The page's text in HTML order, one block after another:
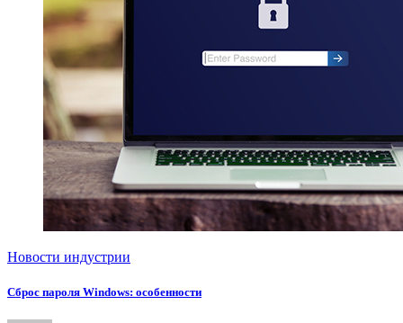
Новости индустрии
Сброс пароля Windows: особенности